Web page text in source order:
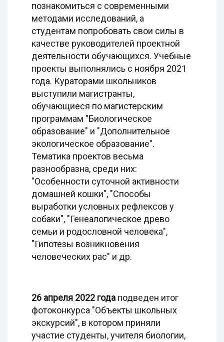
познакомиться с современными
методами исследований, а
студентам попробовать свои силы в
качестве руководителей проектной
деятельности обучающихся. Учебные
проекты выполнялись с ноября 2021
года. Кураторами школьников
выступили магистранты,
обучающиеся по магистерским
программам "Биологическое
образование" и "Дополнительное
экологическое образование".
Тематика проектов весьма
разнообразна, среди них:
"Особенности суточной активности
домашней кошки", "Способы
выработки условных рефлексов у
собаки", "Генеалогическое древо
семьи и родословной человека",
"Гипотезы возникновения
человеческих рас" и др.
26 апреля 2022 года подведен итог
фотоконкурса "Объекты школьных
экскурсий", в котором приняли
участие студенты, учителя биологии,